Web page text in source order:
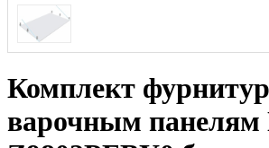
Комплект
варочным панелям